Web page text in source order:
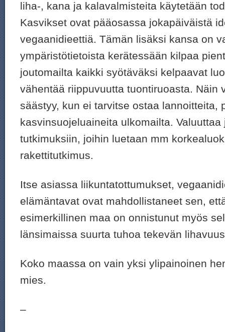
liha-, kana ja kalavalmisteita käytetään
Kasvikset ovat pääosassa jokapäiväistä
vegaanidieettiä. Tämän lisäksi kansa on
ympäristötietoista kerätessään kilpaa
joutomailta kaikki syötäväksi kelpaavat
vähentää riippuvuutta tuontiruoasta. Näin
säästyy, kun ei tarvitse ostaa lannoitteita,
kasvinsuojeluaineita ulkomailta. Valuuttaa
tutkimuksiin, joihin luetaan mm
rakettitutkimus.
Itse asiassa liikuntatottumukset,
elämäntavat ovat mahdollistaneet sen,
esimerkillinen maa on onnistunut myös
länsimaissa suurta tuhoa tekevän
Koko maassa on vain yksi ylipainoinen
mies.
–